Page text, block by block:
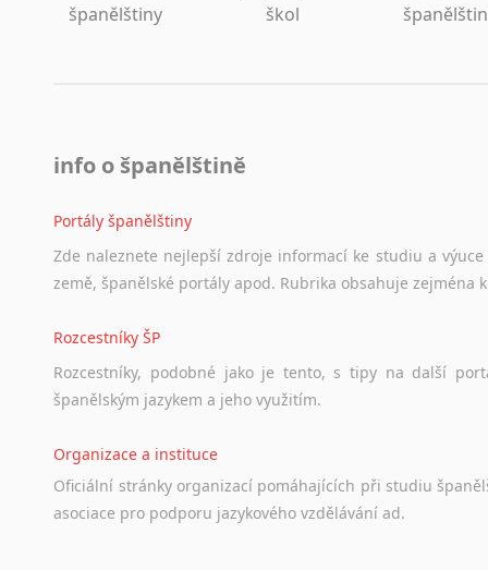
španělštiny
škol
info o španělštině
Portály španělštiny
Zde naleznete nejlepší zdroje informací ke studiu a výuce
země, španělské portály apod. Rubrika obsahuje zejména
Rozcestníky ŠP
Rozcestníky, podobné jako je tento, s tipy na další
španělským jazykem a jeho využitím.
Organizace a instituce
Oficiální stránky organizací pomáhajících při studiu
asociace pro podporu jazykového vzdělávání ad.